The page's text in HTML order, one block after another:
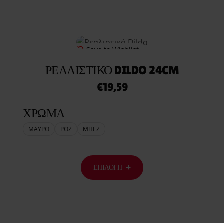
Save to Wishlist
ΡΕΑΛΙΣΤΙΚΌ DILDO 24CM
€19,59
ΧΡΩΜΑ
ΜΑΥΡΟ ΡΟΖ ΜΠΕΖ
ΕΠΙΛΟΓΉ